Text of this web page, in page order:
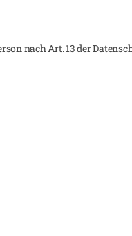
nach Art. 13 der